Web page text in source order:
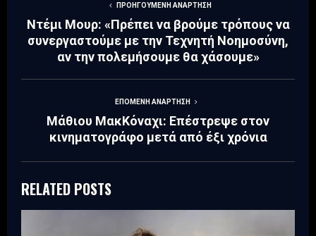
ΠΡΟΗΓΟΎΜΕΝΗ ΑΝΆΡΤΗΣΗ
Ντέμι Μουρ: «Πρέπει να βρούμε τρόπους να
συνεργαστούμε με την Τεχνητή Νοημοσύνη,
αν την πολεμήσουμε θα χάσουμε»
ΕΠΌΜΕΝΗ ΑΝΆΡΤΗΣΗ
Μάθιου ΜακΚόναχι: Επέστρεψε στον
κινηματογράφο μετά από έξι χρόνια
RELATED POSTS